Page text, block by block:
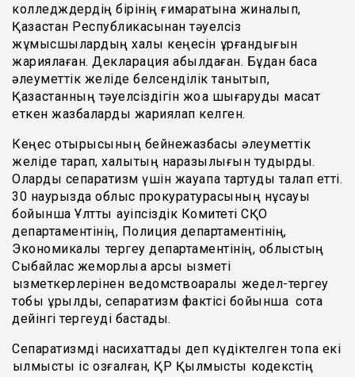
колледждердің бірінің ғимаратына жиналып,
Қазақстан Республикасынан тәуелсіз
жұмысшылардың халық кеңесін құрғандығын
жариялаған. Декларация қабылдаған. Бұдан басқа
әлеуметтік желіде белсенділік танытып,
Қазақстанның тәуелсіздігін жоққа шығаруды мақсат
еткен жазбаларды жариялап келген.
Кеңес отырысының бейнежазбасы әлеуметтік
желіде тарап, халықтың наразылығын тудырды.
Оларды сепаратизм үшін жауапқа тартуды талап етті.
30 наурызда облыс прокуратурасының нұсқауы
бойынша Ұлттық қауіпсіздік Комитеті СҚО
департаментінің, Полиция департаментінің,
Экономикалық тергеу департаментінің, облыстың
Сыбайлас жемқорлыққа қарсы қызметі
қызметкерлерінен ведомствоаралық жедел-тергеу
тобы құрылды, сепаратизм фактісі бойынша сотқа
дейінгі тергеуді бастады.
Сепаратизмді насихаттады деп күдіктелген топқа екі
қылмыстық іс қозғалған, ҚР Қылмыстық кодекстің